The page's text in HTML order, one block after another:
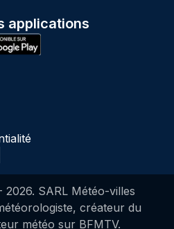
applications
2026. SARL Météo-villes
créateur du
météo sur BFMTV.